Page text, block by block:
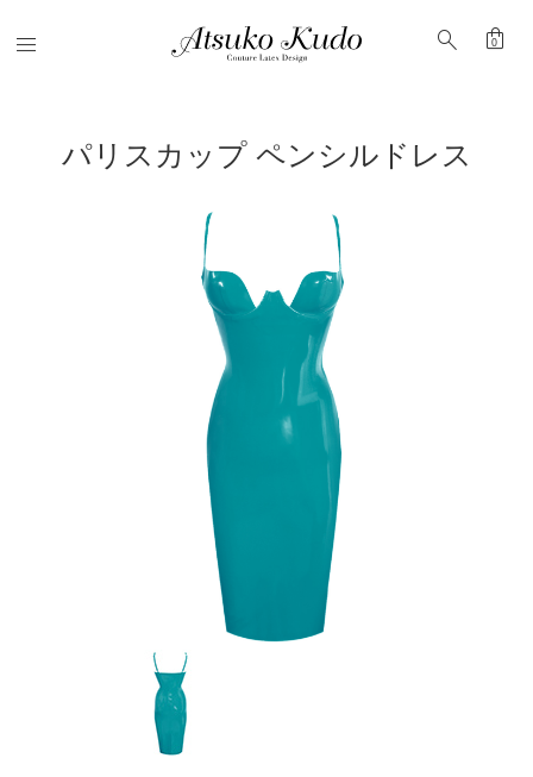
Menu search shopping_bag
0
パリスカップ ペンシルドレス